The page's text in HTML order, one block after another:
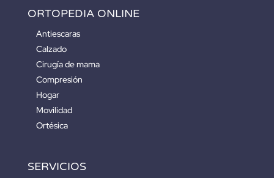
ORTOPEDIA ONLINE
Antiescaras
Calzado
Cirugía de mama
Compresión
Hogar
Movilidad
Ortésica
SERVICIOS